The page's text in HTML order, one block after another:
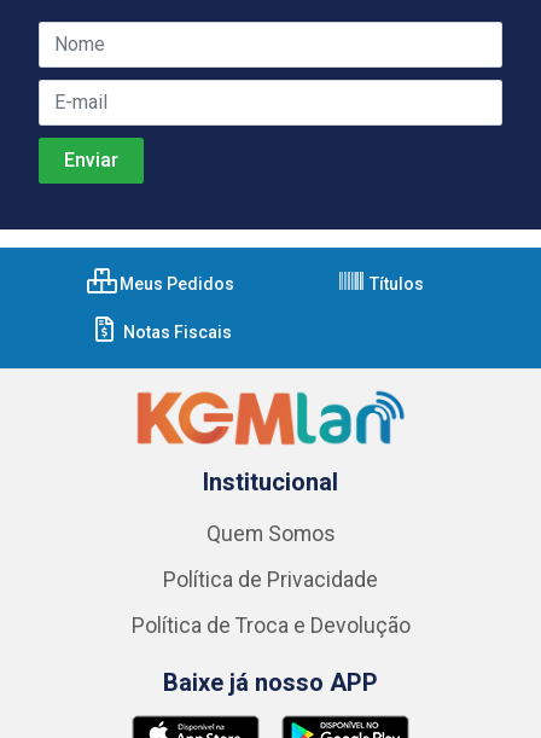
Meus Pedidos Títulos
Notas Fiscais
Institucional
Quem Somos
Política de Privacidade
Política de Troca e Devolução
Baixe já nosso APP